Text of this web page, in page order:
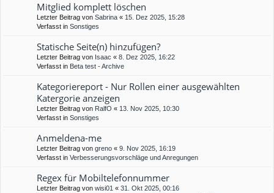
Mitglied komplett löschen
Letzter Beitrag von Sabrina « 15. Dez 2025, 15:28
Verfasst in Sonstiges
Statische Seite(n) hinzufügen?
Letzter Beitrag von Isaac « 8. Dez 2025, 16:22
Verfasst in Beta test - Archive
Kategoriereport - Nur Rollen einer ausgewählten
Katergorie anzeigen
Letzter Beitrag von RalfO « 13. Nov 2025, 10:30
Verfasst in Sonstiges
Anmeldena-me
Letzter Beitrag von greno « 9. Nov 2025, 16:19
Verfasst in Verbesserungsvorschläge und Anregungen
Regex für Mobiltelefonnummer
Letzter Beitrag von wisi01 « 31. Okt 2025, 00:16